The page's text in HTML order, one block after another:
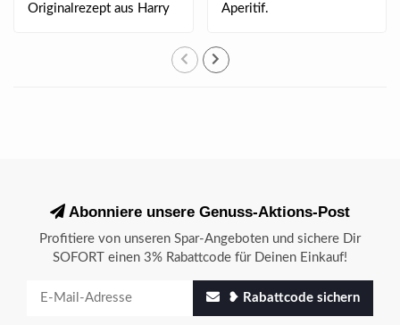
Originalrezept aus Harry
Aperitif.
Abonniere unsere Genuss-Aktions-Post
Profitiere von unseren Spar-Angeboten und sichere Dir
SOFORT einen 3% Rabattcode für Deinen Einkauf!
❥ Rabattcode sichern